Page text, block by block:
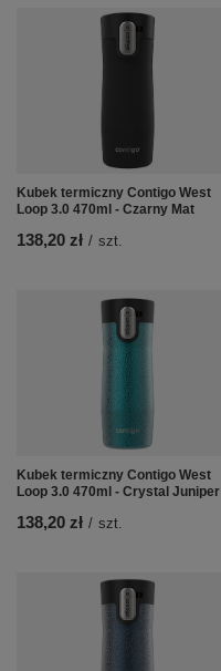
Kubek termiczny Contigo West
Loop 3.0 470ml - Czarny Mat
138,20 zł / szt.
Kubek termiczny Contigo West
Loop 3.0 470ml - Crystal Juniper
138,20 zł / szt.